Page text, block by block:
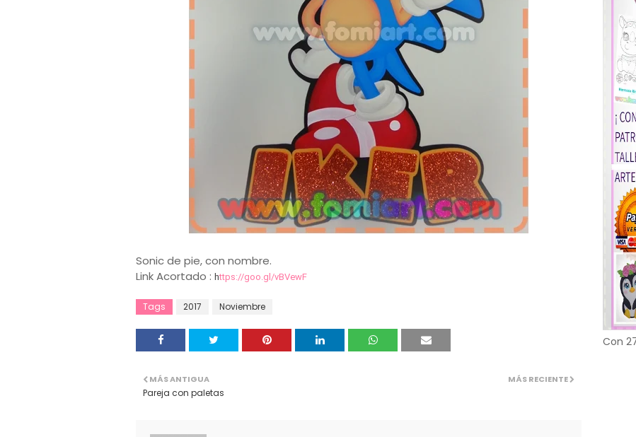
Sonic de pie, con nombre.
Link Acortado : https://goo.gl/vBVewF
Tags 2017 Noviembre
MÁS RECIENTE
MÁS ANTIGUA
Pareja con paletas
Con